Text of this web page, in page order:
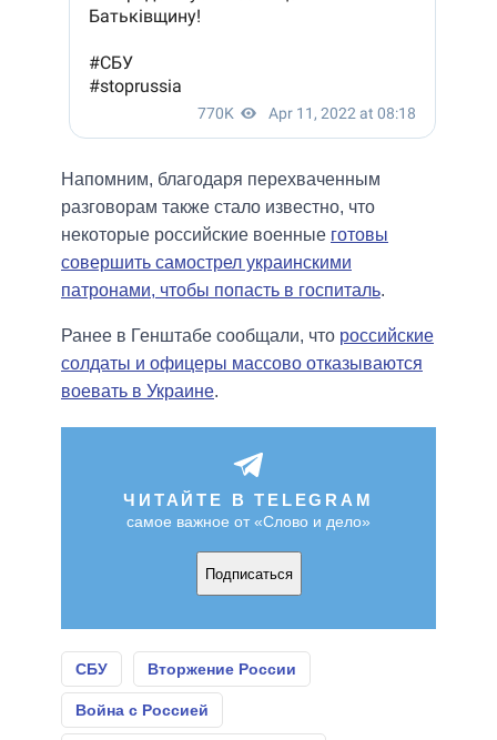
Напомним, благодаря перехваченным
разговорам также стало известно, что
некоторые российские военные готовы
совершить самострел украинскими
патронами, чтобы попасть в госпиталь.
Ранее в Генштабе сообщали, что российские
солдаты и офицеры массово отказываются
воевать в Украине.
ЧИТАЙТЕ В TELEGRAM
самое важное от «Слово и дело»
Подписаться
СБУ Вторжение России
Война с Россией